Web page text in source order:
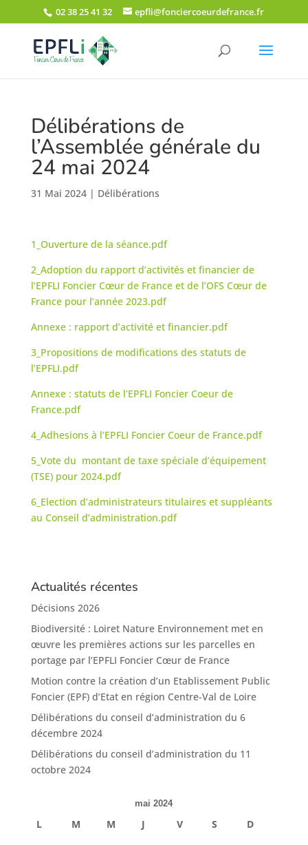
02 38 25 41 32 epfli@fonciercoeurdefrance.fr
Délibérations de
l’Assemblée générale du
24 mai 2024
31 Mai 2024| Délibérations
1_Ouverture de la séance.pdf
2_Adoption du rapport d’activités et financier de
l’EPFLI Foncier Cœur de France et de l’OFS Cœur de
France pour l’année 2023.pdf
Annexe : rapport d’activité et financier.pdf
3_Propositions de modifications des statuts de
l’EPFLI.pdf
Annexe : statuts de l’EPFLI Foncier Coeur de
France.pdf
4_Adhesions à l’EPFLI Foncier Coeur de France.pdf
5_Vote du montant de taxe spéciale d’équipement
(TSE) pour 2024.pdf
6_Election d’administrateurs titulaires et suppléants
au Conseil d’administration.pdf
Actualités récentes
Décisions 2026
Biodiversité : Loiret Nature Environnement met en
œuvre les premières actions sur les parcelles en
portage par l’EPFLI Foncier Cœur de France
Motion contre la création d’un Etablissement Public
Foncier (EPF) d’Etat en région Centre-Val de Loire
Délibérations du conseil d’administration du 6
décembre 2024
Délibérations du conseil d’administration du 11
octobre 2024
mai 2024
L M M J V S D